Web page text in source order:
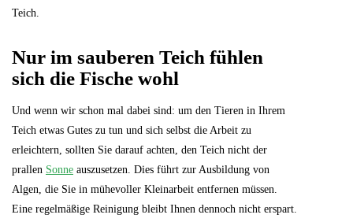
Teich.
Nur im sauberen Teich fühlen
sich die Fische wohl
Und wenn wir schon mal dabei sind: um den Tieren in Ihrem
Teich etwas Gutes zu tun und sich selbst die Arbeit zu
erleichtern, sollten Sie darauf achten, den Teich nicht der
prallen Sonne auszusetzen. Dies führt zur Ausbildung von
Algen, die Sie in mühevoller Kleinarbeit entfernen müssen.
Eine regelmäßige Reinigung bleibt Ihnen dennoch nicht erspart.